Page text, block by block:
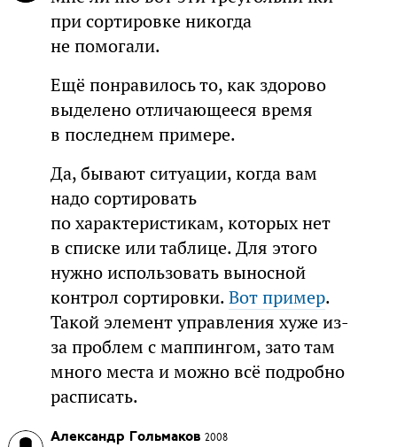
при сортировке никогда
не помогали.
Ещё понравилось то, как здорово
выделено отличающееся время
в последнем примере.
Да, бывают ситуации, когда вам
надо сортировать
по характеристикам, которых нет
в списке или таблице. Для этого
нужно использовать выносной
контрол сортировки.Вот пример.
Такой элемент управления хуже из-
за проблем с маппингом, зато там
много места и можно всё подробно
расписать.
Александр Гольмаков 2008